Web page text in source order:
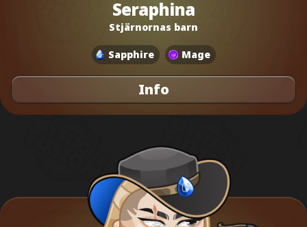
Seraphina
Stjärnornas barn
Sapphire Mage
Info